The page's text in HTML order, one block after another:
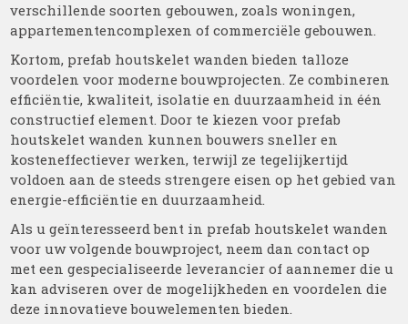
verschillende soorten gebouwen, zoals woningen,
appartementencomplexen of commerciële gebouwen.
Kortom, prefab houtskelet wanden bieden talloze
voordelen voor moderne bouwprojecten. Ze combineren
efficiëntie, kwaliteit, isolatie en duurzaamheid in één
constructief element. Door te kiezen voor prefab
houtskelet wanden kunnen bouwers sneller en
kosteneffectiever werken, terwijl ze tegelijkertijd
voldoen aan de steeds strengere eisen op het gebied van
energie-efficiëntie en duurzaamheid.
Als u geïnteresseerd bent in prefab houtskelet wanden
voor uw volgende bouwproject, neem dan contact op
met een gespecialiseerde leverancier of aannemer die u
kan adviseren over de mogelijkheden en voordelen die
deze innovatieve bouwelementen bieden.